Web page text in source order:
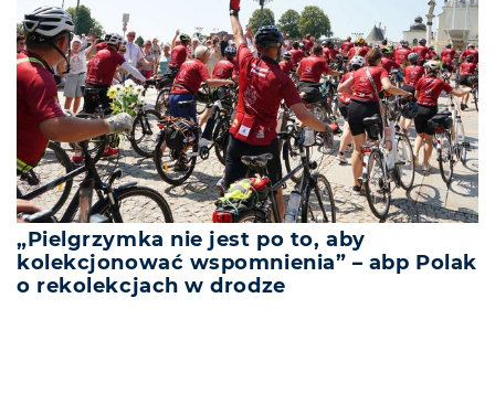
„Pielgrzymka nie jest po to, aby
kolekcjonować wspomnienia” – abp Polak
o rekolekcjach w drodze